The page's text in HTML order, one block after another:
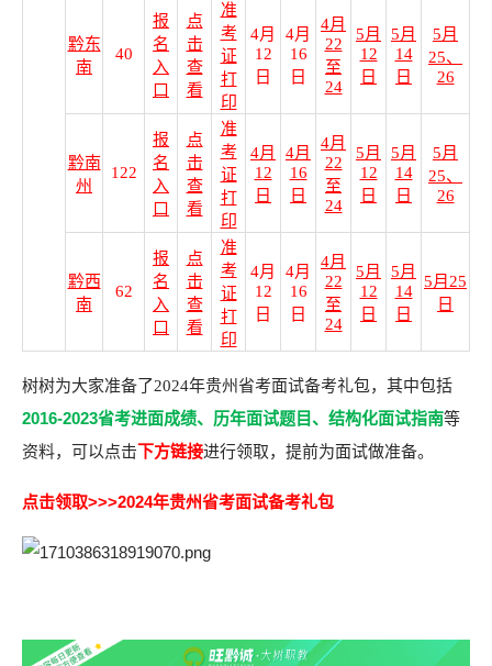
黔东
南
40
报
名
入
口
点
击
查
看
准
考
证
打
印
4月
12
日
4月
16
日
4月
22
至
24
5月
12
日
5月
14
日
5月
25、
26
黔南
州
122
报
名
入
口
点
击
查
看
准
考
证
打
印
4月
12
日
4月
16
日
4月
22
至
24
5月
12
日
5月
14
日
5月
25、
26
黔西
南
62
报
名
入
口
点
击
查
看
准
考
证
打
印
4月
12
日
4月
16
日
4月
22
至
24
5月
12
日
5月
14
日
5月25
日
树树为大家准备了2024年贵州省考面试备考礼包，其中包括
2016-2023省考进面成绩、 历年面试题目、 结构化面试指南等
资料，可以点击下方链接进行领取，提前为面试做准备。
点击领取>>>2024年贵州省考面试备考礼包